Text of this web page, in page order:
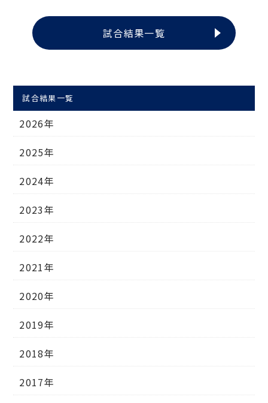
試合結果一覧
試合結果一覧
2026年
2025年
2024年
2023年
2022年
2021年
2020年
2019年
2018年
2017年